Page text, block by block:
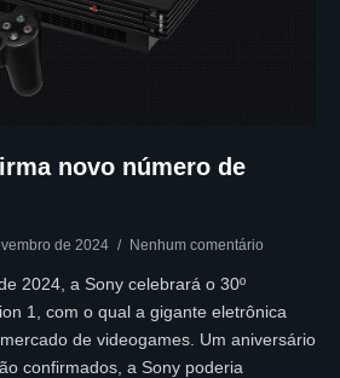
novo número de
de 2024 Nenhum comentário
2024, a Sony celebrará o 30º
1, com o qual a gigante eletrônica
de videogames. Um aniversário
confirmados, a Sony poderia